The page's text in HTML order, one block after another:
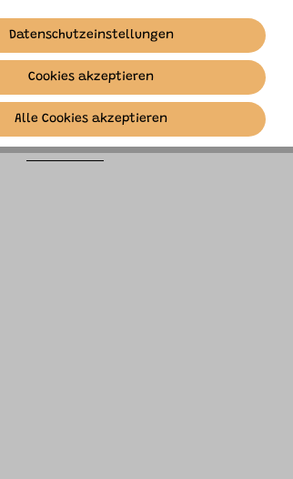
SIMILAR ITEMS
Datenschutzeinstellungen
Cookies akzeptieren
Alle Cookies akzeptieren